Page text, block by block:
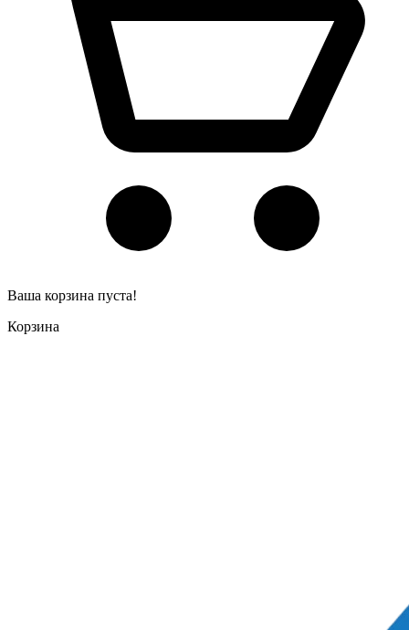
Ваша корзина пуста!
Корзина